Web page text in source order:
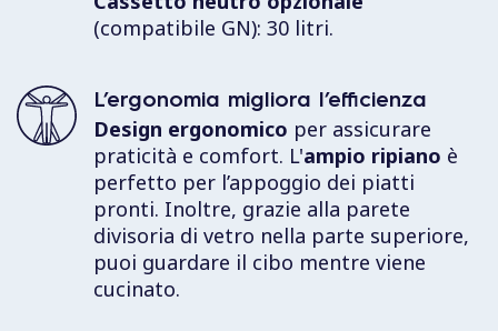
Più grande,
più efficiente!
recupero della temperatura impostata da 60° a
280 °C.
Alte prestazioni per risultati di cottura
eccellenti
Straordinaria precisione di temperatura e ottima
uniformità di cottura, grazie allo strato di alluminio
nella piastra di cottura. I fry top LiberoPro
mantengono una temperatura costante con una
variazione minima di soli 2 °C**.
**Misurata in condizioni di inattività secondo test interni di
(compatibile GN): 30 litri.
L’ergonomia migliora l’efficienza
Design ergonomico per assicurare
praticità e comfort. L'ampio ripiano è
perfetto per l’appoggio dei piatti
pronti. Inoltre, grazie alla parete
divisoria di vetro nella parte superiore,
puoi guardare il cibo mentre viene
cucinato.